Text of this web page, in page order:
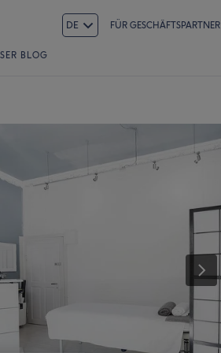
DE FÜR GESCHÄFTSPARTNER
BLOG